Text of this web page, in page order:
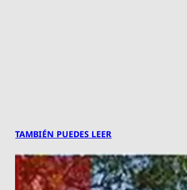
TAMBIÉN PUEDES LEER